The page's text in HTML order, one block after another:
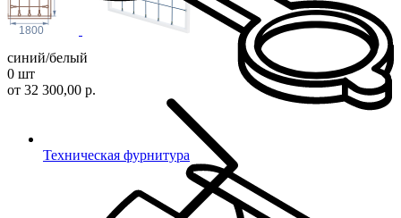
Техническая фурнитура
1800
синий/белый
0 шт
от 32 300,00 р.